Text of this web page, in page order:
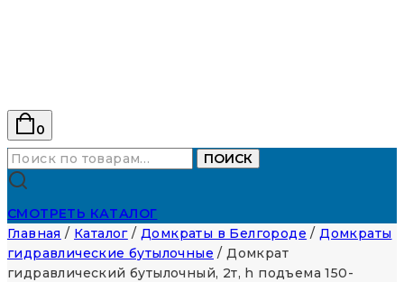
0
Искать:
ПОИСК
СМОТРЕТЬ КАТАЛОГ
Главная / Каталог / Домкраты в Белгороде / Домкраты
гидравлические бутылочные / Домкрат
гидравлический бутылочный, 2т, h подъема 150-